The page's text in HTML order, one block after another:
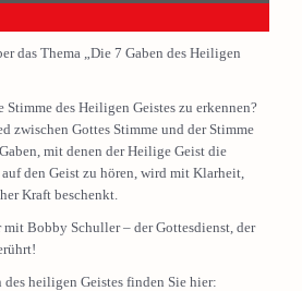
das Thema „Die 7 Gaben des Heiligen
des Heiligen Geistes zu erkennen?
zwischen Gottes Stimme und der Stimme
mit denen der Heilige Geist die
den Geist zu hören, wird mit Klarheit,
Kraft beschenkt.
mit Bobby Schuller – der Gottesdienst, der
heiligen Geistes finden Sie hier: